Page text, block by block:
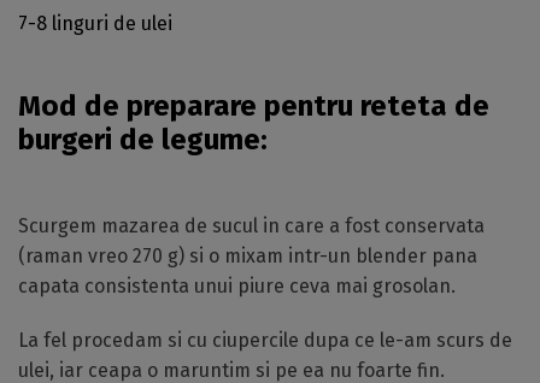
7-8 linguri de ulei
Mod de preparare pentru reteta de
burgeri de legume:
Scurgem mazarea de sucul in care a fost conservata
(raman vreo 270 g) si o mixam intr-un blender pana
capata consistenta unui piure ceva mai grosolan.
La fel procedam si cu ciupercile dupa ce le-am scurs de
ulei, iar ceapa o maruntim si pe ea nu foarte fin.